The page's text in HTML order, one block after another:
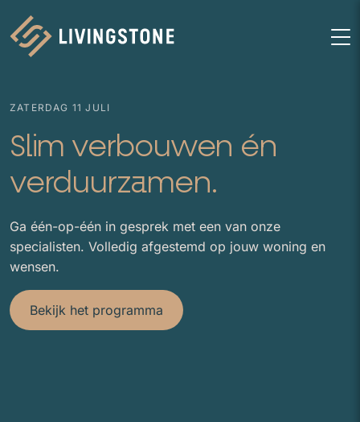
Homepage
ZATERDAG 11 JULI
Slim verbouwen én
verduurzamen.
Ga één-op-één in gesprek met een van onze
specialisten. Volledig afgestemd op jouw woning en
wensen.
Bekijk het programma